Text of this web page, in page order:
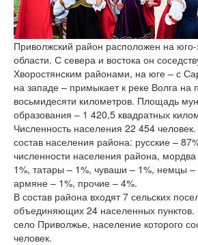
версии сайта
Приволжский район расположен на
области. С севера и востока он
Хворостянским районами, на юге – с
на западе – примыкает к реке Волга на
восьмидесяти километров. Площадь
образования – 1 420,5 квадратных
Численность населения 22 454
состав населения района: русские –
численности населения района,
1%, татары – 1%, чуваши – 1%, немцы –
армяне – 1%, прочие – 4%.
В состав района входят 7 сельских
объединяющих 24 населенных
село Приволжье, население которого
человек.